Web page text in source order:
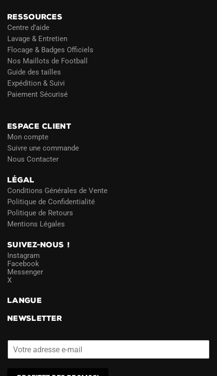
RESSOURCES
Centre d’aide
Lavage & Entretien
Flocage & Badges Officiels
Nos Maillots de Football
Guide des tailles
Expédition & Suivi
Paiement Sécurisé
ESPACE CLIENT
Mon compte
Suivre une commande
Nous Contacter
LÉGAL
Conditions Générales de Vente
Politique de Confidentialité
Politique de Retours
Mentions Légales
SUIVEZ-NOUS !
Instagram
Facebook
Messenger
X
LANGUE
NEWSLETTER